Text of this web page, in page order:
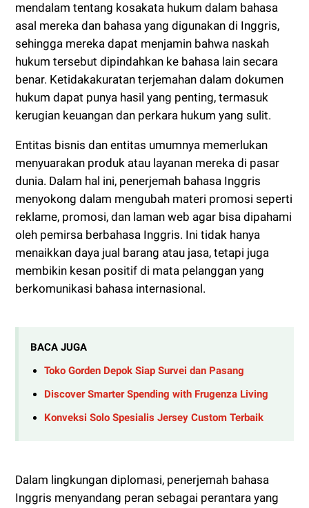
mendalam tentang kosakata hukum dalam bahasa
asal mereka dan bahasa yang digunakan di Inggris,
sehingga mereka dapat menjamin bahwa naskah
hukum tersebut dipindahkan ke bahasa lain secara
benar. Ketidakakuratan terjemahan dalam dokumen
hukum dapat punya hasil yang penting, termasuk
kerugian keuangan dan perkara hukum yang sulit.
Entitas bisnis dan entitas umumnya memerlukan
menyuarakan produk atau layanan mereka di pasar
dunia. Dalam hal ini, penerjemah bahasa Inggris
menyokong dalam mengubah materi promosi seperti
reklame, promosi, dan laman web agar bisa dipahami
oleh pemirsa berbahasa Inggris. Ini tidak hanya
menaikkan daya jual barang atau jasa, tetapi juga
membikin kesan positif di mata pelanggan yang
berkomunikasi bahasa internasional.
BACA JUGA
Toko Gorden Depok Siap Survei dan Pasang
Discover Smarter Spending with Frugenza Living
Konveksi Solo Spesialis Jersey Custom Terbaik
Dalam lingkungan diplomasi, penerjemah bahasa
Inggris menyandang peran sebagai perantara yang